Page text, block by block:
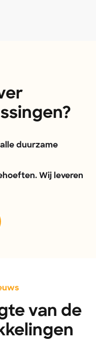
duurzame
Wij leveren
van de